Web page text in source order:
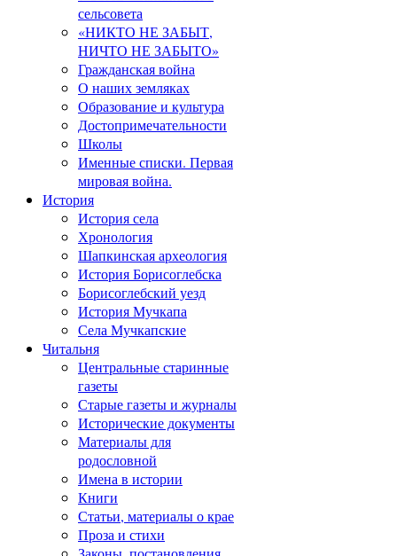
сельсовета
«НИКТО НЕ ЗАБЫТ,
НИЧТО НЕ ЗАБЫТО»
Гражданская война
О наших земляках
Образование и культура
Достопримечательности
Школы
Именные списки. Первая
мировая война.
История
История села
Хронология
Шапкинская археология
История Борисоглебска
Борисоглебский уезд
История Мучкапа
Села Мучкапские
Читальня
Центральные старинные
газеты
Старые газеты и журналы
Исторические документы
Материалы для
родословной
Имена в истории
Книги
Статьи, материалы о крае
Проза и стихи